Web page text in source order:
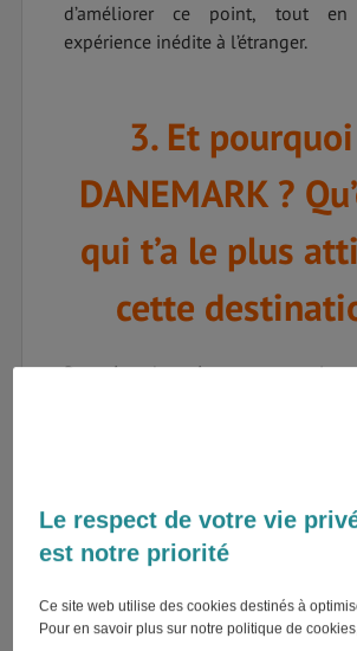
d’améliorer ce point, tout
expérience inédite à l’étranger.
3. Et
DANEMARK ?
qui t’a le plus
cette
Pour être honnête mon premier
en vélo me plaisait bien, et je ne
absolument rien du pays. Bon si, la
et les vikings, mais rien d’autre ! Et
au Danemark du coup !
Le respect de votre vie
est notre priorité
Ce site web utilise des cookies destinés à
Pour en savoir plus sur notre politique de